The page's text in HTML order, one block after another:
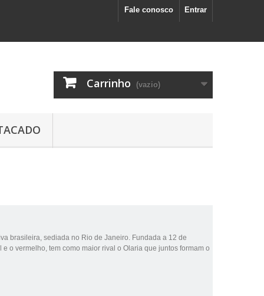
Entrar
Fale conosco
Carrinho (vazio)
brasileira , sediada no Rio de Janeiro . Fundada a 12 de
e o vermelho , tem como maior rival o Olaria que juntos formam o